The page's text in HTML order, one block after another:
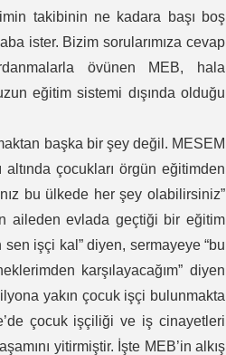
takibinin ne kadara başı boş
ister. Bizim sorularımıza cevap
övünen MEB, hala
eğitim sistemi dışında olduğu
başka bir şey değil. MESEM
çocukları örgün eğitimden
bu ülkede her şey olabilirsiniz”
aileden evlada geçtiği bir eğitim
işçi kal” diyen, sermayeye “bu
karşılayacağım” diyen
yakın çocuk işçi bulunmakta
çocuk işçiliği ve iş cinayetleri
yitirmiştir. İşte MEB’in alkış